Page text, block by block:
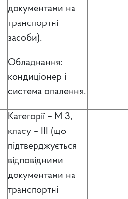
документами на
транспортні
засоби).
Обладнання:
кондиціонер і
система опалення.
Категорії – М 3,
класу – ІІІ (що
підтверджується
відповідними
документами на
транспортні